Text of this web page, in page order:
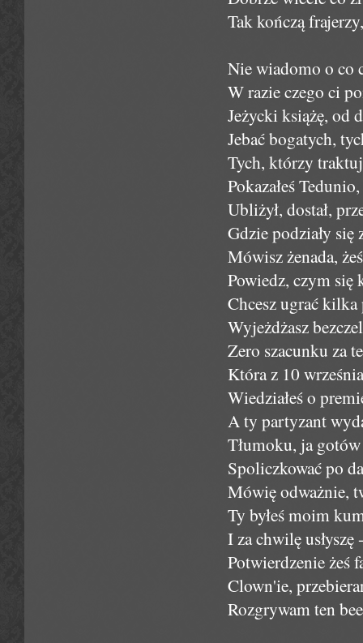
Tak kończą
Nie wiadomo o co
W razie czego ci
Jeżycki książę, od
Jebać bogatych,
Tych, którzy
Pokazałeś
Ubliżył, dostał,
Gdzie podziały się
Mówisz żenada,
Powiedz, czym się
Chcesz ugrać
Wyjeżdżasz
Zero szacunku za
Która z 10
Wiedziałeś o
A ty partyzant
Tłumoku, ja
Spoliczkować po
Mówię odważnie,
Ty byłeś moim
I za chwilę
Potwierdzenie żeś
Clown'ie,
Rozgrywam ten